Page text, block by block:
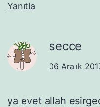
Yanıtla
secce
06 Aralık
ya evet allah